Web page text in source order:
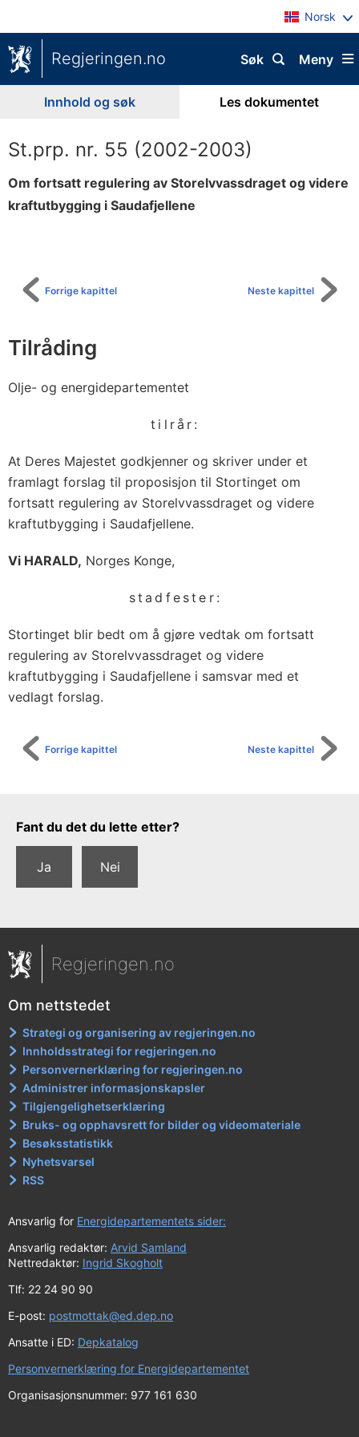
Norsk
Regjeringen.no Meny
Søk
Innhold og søk Les dokumentet
St.prp. nr. 55 (2002-2003)
Om fortsatt regulering av Storelvvassdraget og videre
kraftutbygging i Saudafjellene
Neste kapittel
Forrige kapittel
Tilråding
Olje- og energidepartementet
tilrår:
At Deres Majestet godkjenner og skriver under et
framlagt forslag til proposisjon til Stortinget om
fortsatt regulering av Storelvvassdraget og videre
kraftutbygging i Saudafjellene.
Vi HARALD, Norges Konge,
stadfester:
Stortinget blir bedt om å gjøre vedtak om fortsatt
regulering av Storelvvassdraget og videre
kraftutbygging i Saudafjellene i samsvar med et
vedlagt forslag.
Neste kapittel
Forrige kapittel
Tilbakemeldingsskjema
Fant du det du lette etter?
Ja Nei
Regjeringen.no
Om nettstedet
Strategi og organisering av regjeringen.no
Innholdsstrategi for regjeringen.no
Personvernerklæring for regjeringen.no
Administrer informasjonskapsler
Tilgjengelighetserklæring
Bruks- og opphavsrett for bilder og videomateriale
Besøksstatistikk
Nyhetsvarsel
RSS
Ansvarlig for Energidepartementets sider:
Ansvarlig redaktør: Arvid Samland
Nettredaktør: Ingrid Skogholt
Tlf: 22 24 90 90
E-post: postmottak@ed.dep.no
Ansatte i ED: Depkatalog
Personvernerklæring for Energidepartementet
Organisasjonsnummer: 977 161 630